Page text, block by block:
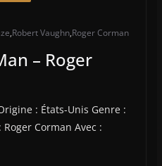
,Robert Vaughn,Roger Corman
– Roger
: États-Unis Genre :
Corman Avec :